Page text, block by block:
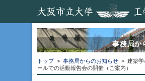
事務局か
トップ > 事務局からのお知らせ > 建築学
ールでの活動報告会の開催（ご案内）